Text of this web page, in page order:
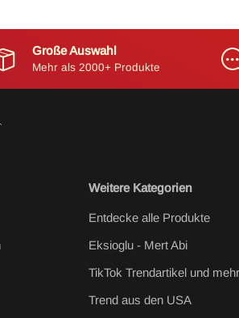
Große Auswahl
Mehr als 2000+ Produkte
Weitere Kategorien
Entdecke alle Produkte
Eksioglu - Mert Abi
TikTok Trendartikel und mehr
Trend aus den USA